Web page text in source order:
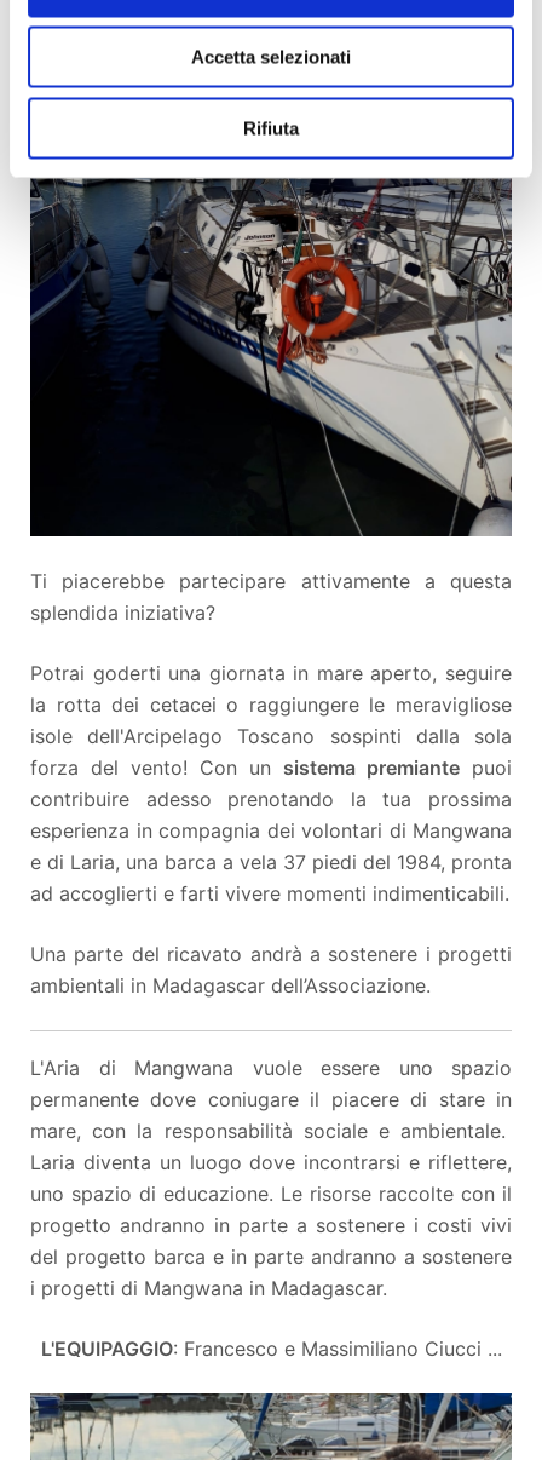
Accetta selezionati
Rifiuta
Ti piacerebbe partecipare attivamente a questa
splendida iniziativa?
Potrai goderti una giornata in mare aperto, seguire
la rotta dei cetacei o raggiungere le meravigliose
isole dell'Arcipelago Toscano sospinti dalla sola
forza del vento! Con un sistema premiante puoi
contribuire adesso prenotando la tua prossima
esperienza in compagnia dei volontari di Mangwana
e di Laria, una barca a vela 37 piedi del 1984, pronta
ad accoglierti e farti vivere momenti indimenticabili.
Una parte del ricavato andrà a sostenere i progetti
ambientali in Madagascar dell’Associazione.
L'Aria di Mangwana vuole essere uno spazio
permanente dove coniugare il piacere di stare in
mare, con la responsabilità sociale e ambientale.
Laria diventa un luogo dove incontrarsi e riflettere,
uno spazio di educazione. Le risorse raccolte con il
progetto andranno in parte a sostenere i costi vivi
del progetto barca e in parte andranno a sostenere
i progetti di Mangwana in Madagascar.
L'EQUIPAGGIO: Francesco e Massimiliano Ciucci ...